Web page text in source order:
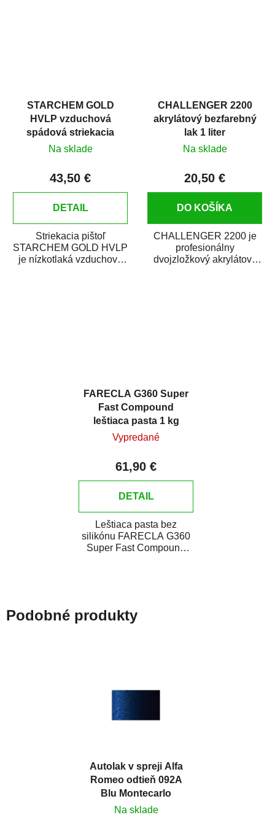
STARCHEM GOLD
HVLP vzduchová
spádová striekacia
pištoľ
Na sklade
43,50 €
DETAIL
Striekacia pištoľ
STARCHEM GOLD HVLP
je nízkotlaká vzduchová
CHALLENGER 2200
akrylátový bezfarebný
lak 1 liter
Na sklade
20,50 €
DO KOŠÍKA
CHALLENGER 2200 je
profesionálny
dvojzložkový akrylátový
FARECLA G360 Super
Fast Compound
leštiaca pasta 1 kg
Vypredané
61,90 €
DETAIL
Leštiaca pasta bez
silikónu FARECLA G360
Super Fast Compound
Podobné produkty
Autolak v spreji Alfa
Romeo odtieň 092A
Blu Montecarlo
metalíza 375 ml
Na sklade